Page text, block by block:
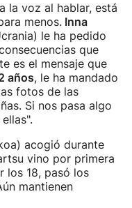
la voz al hablar, está
menos. Inna
le ha pedido
que
es el mensaje que
años, le ha mandado
fotos de las
Si nos pasa algo
acogió durante
vino por primera
los 18, pasó los
mantienen